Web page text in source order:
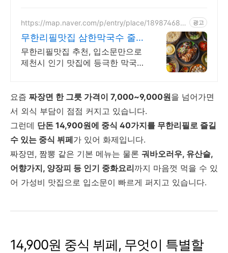
https://map.naver.com/p/entry/place/189874685
광고
무한리필맛집 삼한막국수 줄서
지 말고 네이버예약하세요
무한리필맛집 추천, 입소문만으로
제천시 인기 맛집에 등극한 막국수
요즘 짜장면 한 그릇 가격이 7,000~9,000원을 넘어가면
서 외식 부담이 점점 커지고 있습니다.
그런데 단돈 14,900원에 중식 40가지를 무한리필로 즐길
수 있는 중식 뷔페가 있어 화제입니다.
짜장면, 짬뽕 같은 기본 메뉴는 물론 궈바오러우, 유산슬,
어향가지, 양장피 등 인기 중화요리까지 마음껏 먹을 수 있
어 가성비 맛집으로 입소문이 빠르게 퍼지고 있습니다.
14,900원 중식 뷔페, 무엇이 특별할